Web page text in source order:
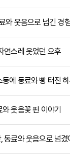
와 웃음으로 넘긴 경
연스레 웃었던 오후
에 동료와 빵 터진
웃음꽃 핀 이야기
동료와 웃음으로 넘겼